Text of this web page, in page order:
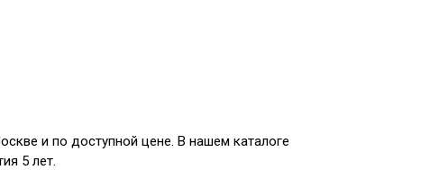
и по доступной цене. В нашем каталоге
5 лет.